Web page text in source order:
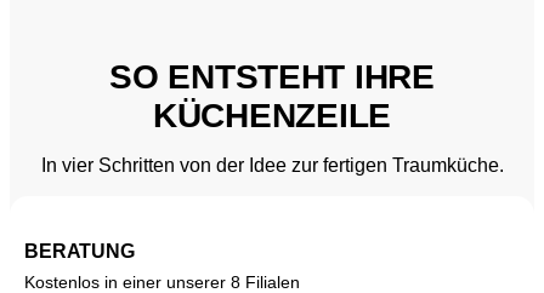
SO ENTSTEHT IHRE
KÜCHENZEILE
In vier Schritten von der Idee zur fertigen Traumküche.
BERATUNG
Kostenlos in einer unserer 8 Filialen